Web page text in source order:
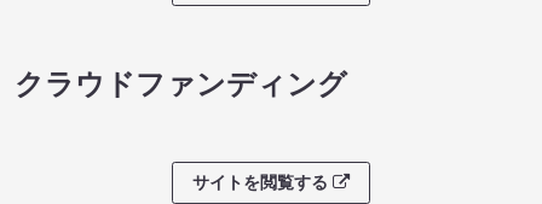
クラウドファンディング
サイトを閲覧する